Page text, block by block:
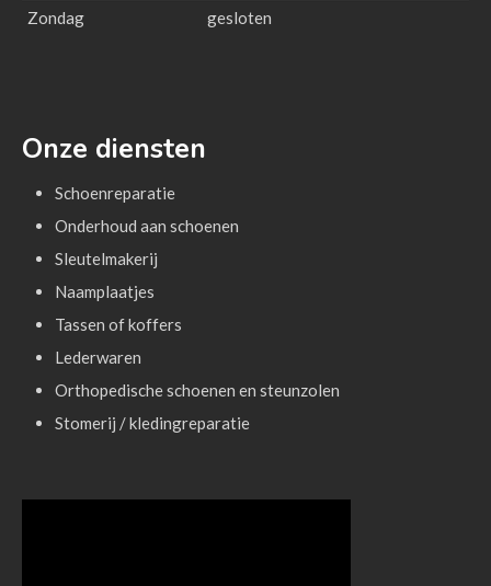
Zondag
gesloten
Onze diensten
Schoenreparatie
Onderhoud aan schoenen
Sleutelmakerij
Naamplaatjes
Tassen of koffers
Lederwaren
Orthopedische schoenen en steunzolen
Stomerij / kledingreparatie